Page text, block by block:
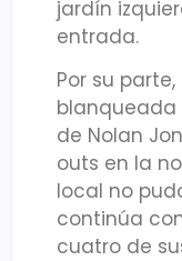
jardín
entrada.
Por su
blanqueada
de Nolan
outs en la
local no
continúa
cuatro de